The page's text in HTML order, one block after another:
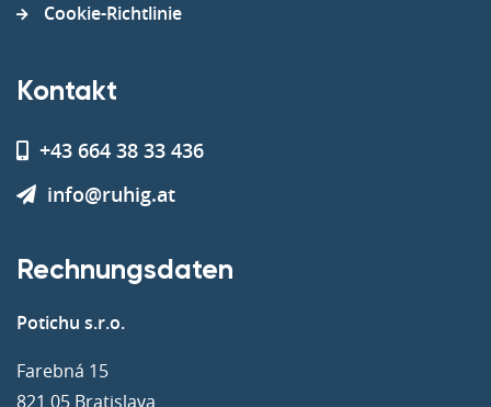
Cookie-Richtlinie
Kontakt
+43 664 38 33 436
info@ruhig.at
Rechnungsdaten
Potichu s.r.o.
Farebná 15
821 05 Bratislava